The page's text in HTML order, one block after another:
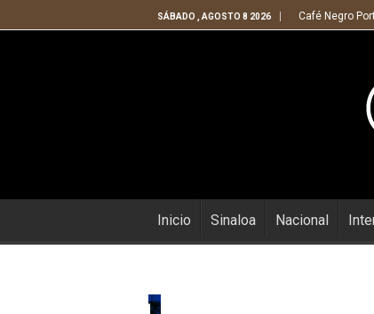
SÁBADO , AGOSTO 8 2026 Café Negro
Inicio Sinaloa Nacional